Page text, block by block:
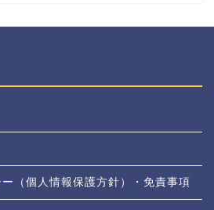
（個人情報保護方針）・免責事項
奈良